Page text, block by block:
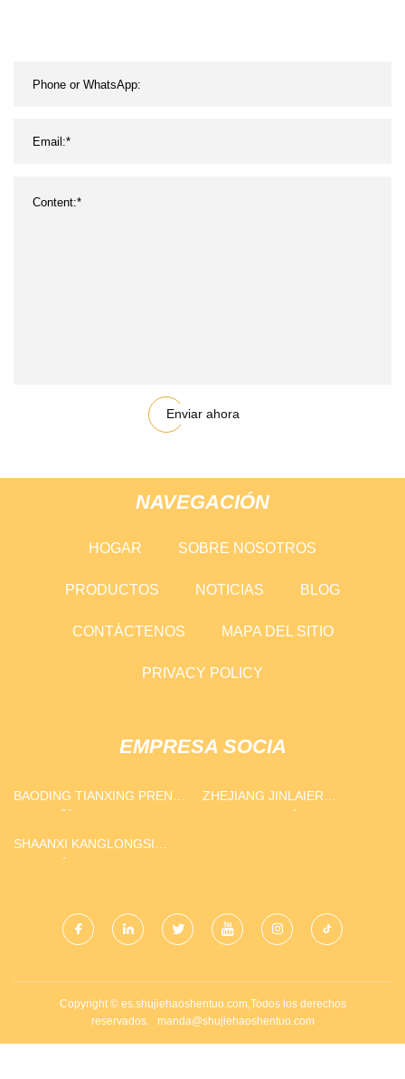
Enviar ahora
NAVEGACIÓN
HOGAR SOBRE NOSOTROS
PRODUCTOS NOTICIAS BLOG
CONTÁCTENOS MAPA DEL SITIO
PRIVACY POLICY
EMPRESA SOCIA
BAODING TIANXING PRENDA
ZHEJIANG JINLAIER
SHAANXI KANGLONGSI
Copyright © es.shujiehaoshentuo.com,Todos los derechos
reservados. manda@shujiehaoshentuo.com